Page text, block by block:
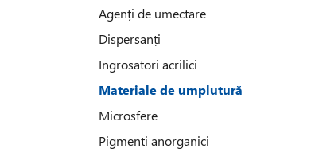
Agenți de umectare
Dispersanți
Ingrosatori acrilici
Materiale de umplutură
Microsfere
Pigmenti anorganici